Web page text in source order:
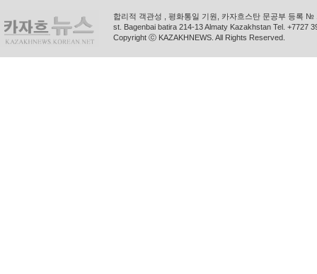
합리적 객관성 , 평화통일 기원, 카자흐스탄 문공부 등록
st. Bagenbai batira 214-13 Almaty Kazakhstan Tel. +7727
Copyright ⓒ KAZAKHNEWS. All Rights Reserved.